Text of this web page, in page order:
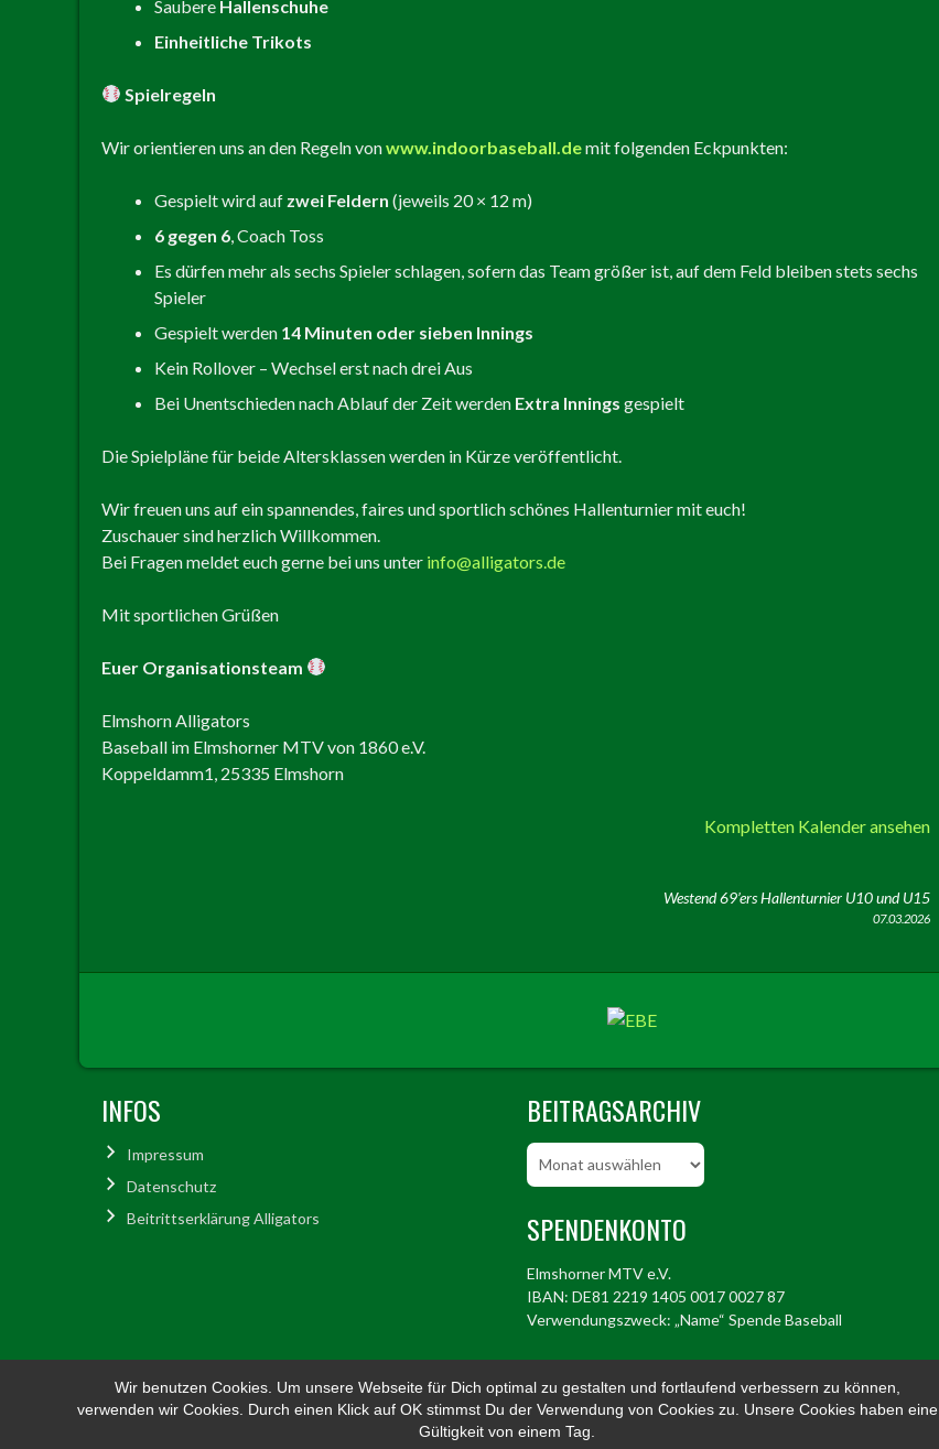
Wir benutzen Cookies. Um unsere Webseite für Dich optimal zu gestalten und fortlaufend verbessern zu können,
verwenden wir Cookies. Durch einen Klick auf OK stimmst Du der Verwendung von Cookies zu. Unsere Cookies haben eine
Gültigkeit von einem Tag.
Saubere Hallenschuhe
Einheitliche Trikots
Spielregeln
Wir orientieren uns an den Regeln vonwww.indoorbaseball.demit folgenden Eckpunkten:
Gespielt wird auf zwei Feldern (jeweils 20 × 12 m)
6 gegen 6 , Coach Toss
Es dürfen mehr als sechs Spieler schlagen, sofern das Team größer ist, auf dem Feld bleiben stets sechs
Spieler
Gespielt werden 14 Minuten oder sieben Innings
Kein Rollover – Wechsel erst nach drei Aus
Bei Unentschieden nach Ablauf der Zeit werden Extra Innings gespielt
Die Spielpläne für beide Altersklassen werden in Kürze veröffentlicht.
Wir freuen uns auf ein spannendes, faires und sportlich schönes Hallenturnier mit euch!
Zuschauer sind herzlich Willkommen.
Bei Fragen meldet euch gerne bei uns unter info@alligators.de
Mit sportlichen Grüßen
Euer Organisationsteam
Elmshorn Alligators
Baseball im Elmshorner MTV von 1860 e.V.
Koppeldamm1, 25335 Elmshorn
Kompletten Kalender ansehen
Westend 69’ers Hallenturnier U10 und U15
07.03.2026
INFOS
Impressum
Datenschutz
Beitrittserklärung Alligators
BEITRAGSARCHIV
Beitragsarchiv
SPENDENKONTO
Elmshorner MTV e.V.
IBAN: DE81 2219 1405 0017 0027 87
Verwendungszweck: „Name“ Spende Baseball
© 2026 ELMSHORN ALLIGATORS